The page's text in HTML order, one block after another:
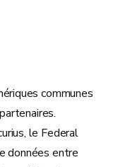
communes
le Federal
données entre